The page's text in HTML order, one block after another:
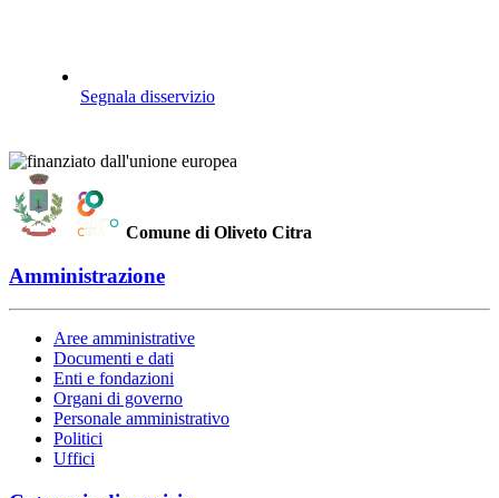
Segnala disservizio
Comune di Oliveto Citra
Amministrazione
Aree amministrative
Documenti e dati
Enti e fondazioni
Organi di governo
Personale amministrativo
Politici
Uffici